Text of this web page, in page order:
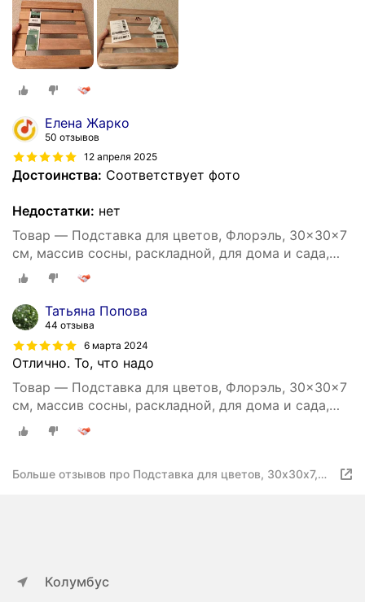
Елена Жарко
50 отзывов
12 апреля 2025
Достоинства: Соответствует фото
Недостатки: нет
Товар — Подставка для цветов, Флорэль, 30x30x7
см, массив сосны, раскладной, для дома и сада,
Home Decoration
Татьяна Попова
44 отзыва
6 марта 2024
Отлично. То, что надо
Товар — Подставка для цветов, Флорэль, 30x30x7
см, массив сосны, раскладной, для дома и сада,
Home Decoration
Больше отзывов про Подставка для цветов, 30х30х7,
Колумбус